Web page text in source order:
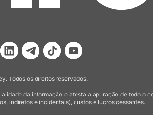
Todos os direitos reservados.
da informação e atesta a apuração de todo o
indiretos e incidentais), custos e lucros cessantes.